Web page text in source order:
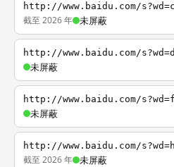
http://www.baidu.com/
截至 2026 年 未屏蔽
http://www.baidu.com/
未屏蔽
http://www.baidu.com/
未屏蔽
http://www.baidu.com/
截至 2026 年 未屏蔽